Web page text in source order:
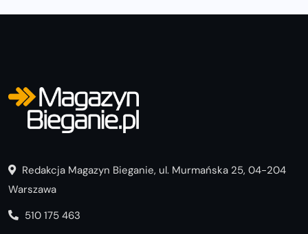
Redakcja Magazyn Bieganie, ul. Murmańska 25, 04-204
Warszawa
510 175 463